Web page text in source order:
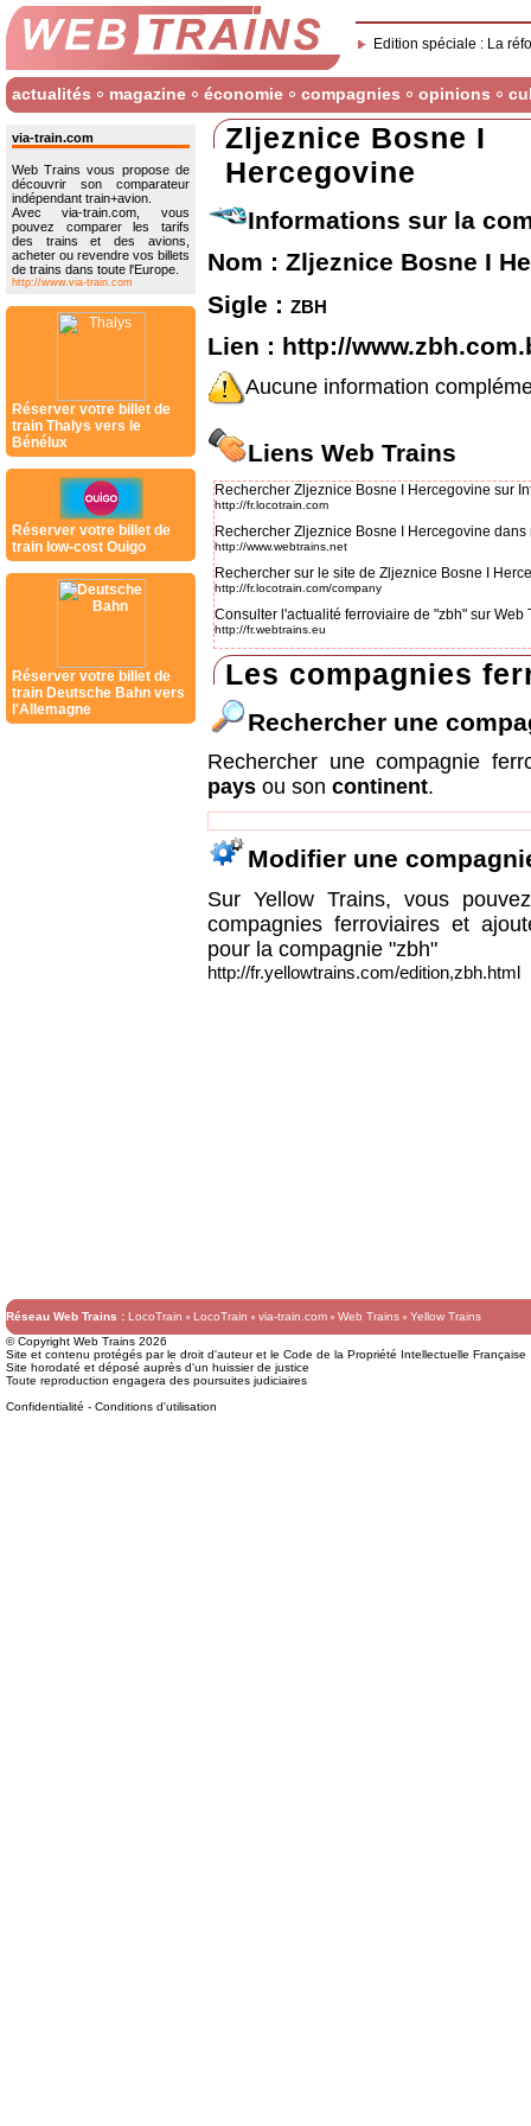
Edition spéciale : La
actualités magazine économie compagnies opinions
via-train.com
Web Trains vous propose de
découvrir son comparateur
indépendant train+avion.
Avec via-train.com, vous
pouvez comparer les tarifs
des trains et des avions,
acheter ou revendre vos billets
de trains dans toute l'Europe.
http://www.via-train.com
Réserver votre billet de
train Thalys vers le
Bénélux
Réserver votre billet de
train low-cost Ouigo
Réserver votre billet de
train Deutsche Bahn vers
l'Allemagne
Zljeznice Bosne I
Hercegovine
Informations sur la
Nom : Zljeznice Bosne I
Sigle : zbh
Lien : http://
Aucune information
Liens Web Trains
Rechercher Zljeznice Bosne I Hercegovine sur
http://fr.locotrain.com
Rechercher Zljeznice Bosne I Hercegovine dans
http://www.webtrains.net
Rechercher sur le site de Zljeznice Bosne I
http://fr.locotrain.com/company
Consulter l'actualité ferroviaire de "zbh" sur Web
http://fr.webtrains.eu
Les compagnies
Rechercher une
Rechercher une compagnie
pays ou son continent.
Modifier une
Sur Yellow Trains, vous
compagnies ferroviaires et
pour la compagnie "zbh"
http://fr.yellowtrains.com/edition,zbh.html
Réseau Web Trains : LocoTrain LocoTrain via-train.com Web Trains
Yellow Trains
© Copyright Web Trains 2026
Site et contenu protégés par le droit d'auteur et le Code de la Propriété Intellectuelle Française
Site horodaté et déposé auprès d'un huissier de justice
Toute reproduction engagera des poursuites judiciaires
Confidentialité - Conditions d'utilisation